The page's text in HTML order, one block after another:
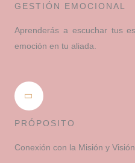
GESTIÓN EMOCIONAL
Aprenderás a escuchar tus
emoción en tu aliada.
PRÓPOSITO
Conexión con la Misión y